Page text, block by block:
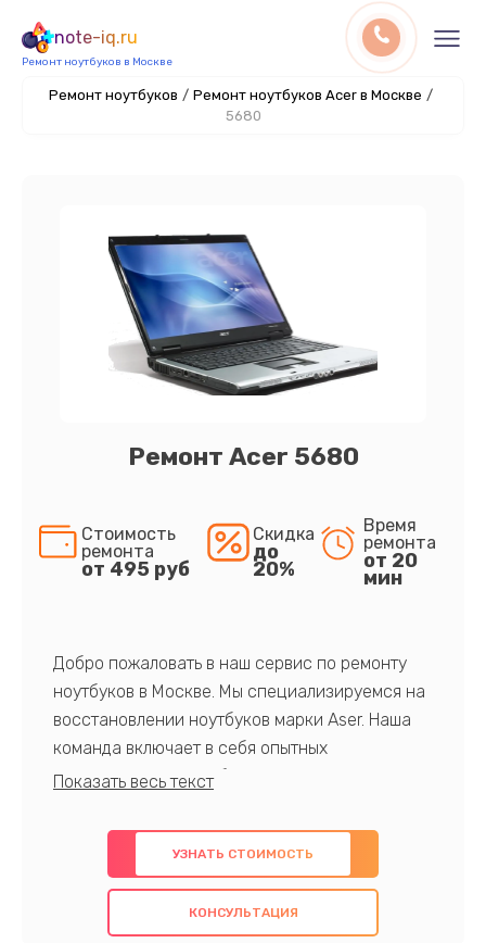
note-iq.ru
Ремонт ноутбуков в Москве
Ремонт ноутбуков / Ремонт ноутбуков Acer в Москве /
5680
Ремонт Acer 5680
Стоимость
ремонта
от 495 руб
Скидка
до
20%
Время
ремонта
от 20
мин
Добро пожаловать в наш сервис по ремонту
ноутбуков в Москве. Мы специализируемся на
восстановлении ноутбуков марки Aser. Наша
команда включает в себя опытных
профессионалов с обширными знаниями и
предлагаем быстрый и качественный ремонт с
использованием оригинальных компонентов, а
также гарантируем качество всех
проведенных работ. Наша цель - предоставить
УЗНАТЬ СТОИМОСТЬ
КОНСУЛЬТАЦИЯ